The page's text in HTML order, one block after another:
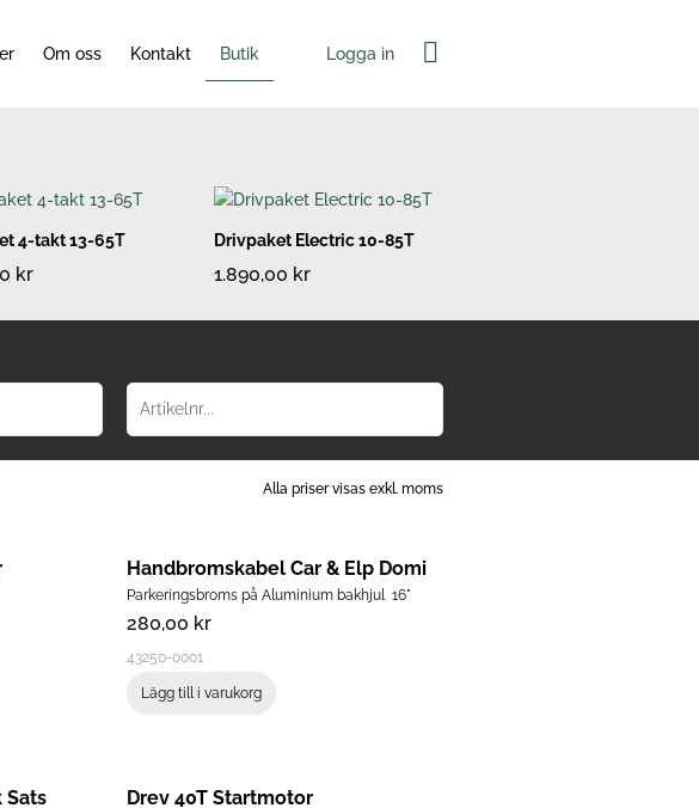
Om oss Kontakt Butik Logga in Varukorg
4-takt 13-65T
kr
Drivpaket Electric 10-85T
1.890,00 kr
Alla priser visas exkl. moms
43250-0001
Handbromskabel Car & Elp Domi
280,00 kr
Parkeringsbroms på Aluminium bakhjul 16"
Lägg till i varukorg
Sats Drev 40T Startmotor